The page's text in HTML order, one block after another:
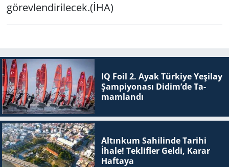
görevlendirilecek.(İHA)
IQ Foil 2. Ayak Tür­ki­ye Ye­şi­lay
Şam­pi­yo­na­sı Didim’de Ta­
mam­lan­dı
Altınkum Sahilinde Tarihi
İhale! Teklifler Geldi, Karar
Haftaya